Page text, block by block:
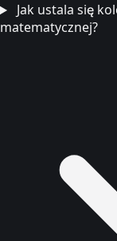
Jak ustala się
matematycznej?